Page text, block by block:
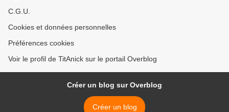
C.G.U.
Cookies et données personnelles
Préférences cookies
Voir le profil de TitAnick sur le portail Overblog
Créer un blog sur Overblog
Créer un blog